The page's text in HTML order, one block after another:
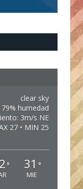
clear sky
79% humedad
3m/s NE
27 • MIN 25
° 31 °
MIE